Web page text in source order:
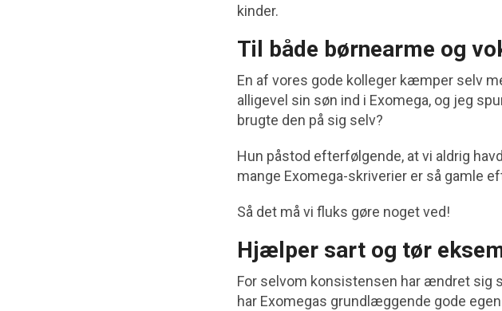
kinder.
Til både børnearme og
En af vores gode kolleger kæmper selv
alligevel sin søn ind i Exomega, og jeg
brugte den på sig selv?
Hun påstod efterfølgende, at vi aldrig
mange Exomega-skriverier er så gamle
Så det må vi fluks gøre noget ved!
Hjælper sart og tør
For selvom konsistensen har ændret sig
har Exomegas grundlæggende gode